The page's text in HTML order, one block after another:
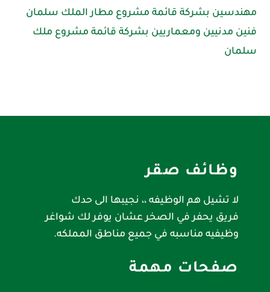
مهندسين بشركة قائمة مشروع مطار الملك سلمان
فنين مدنيين ومعماريين بشركة قائمة مشروع ملك
سلمان
وظائف صقر
لا تشيل هم الوظيفه ،، نجيبها الى حدك
فريق يحفر في الصخر عشان يوفر لك شواغر
وظيفيه مناسبه في جميع مناطق المملكه.
صفحات مهمة